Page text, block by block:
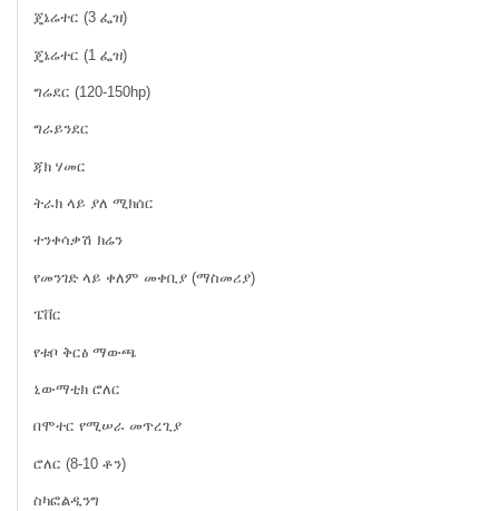
ጄኔሬተር (3 ፌዝ)
ጄኔሬተር (1 ፌዝ)
ግሬደር (120-150hp)
ግራይንደር
ጃክ ሃመር
ትራክ ላይ ያለ ሚክሰር
ተንቀሳቃሽ ክሬን
የመንገድ ላይ ቀለም መቀቢያ (ማስመሪያ)
ፔቨር
የቱቦ ቅርፅ ማውጫ
ኒውማቲክ ሮለር
በሞተር የሚሠራ መጥረጊያ
ሮለር (8-10 ቶን)
ስካፎልዲንግ